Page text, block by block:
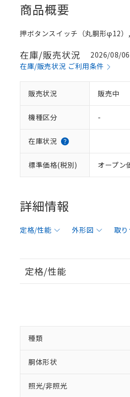
商品概要
押ボタンスイッチ（丸胴形φ12
在庫/販売状況
2026/08/
在庫/販売状況 ご利用条件
販売状況 販売中
機種区分 -
在庫状況
標準価格(税別) オープン
詳細情報
定格/性能 外形図 取
定格/性能
種類
胴体形状
照光/非照光